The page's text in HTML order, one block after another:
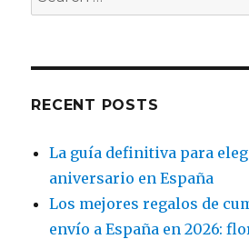
for:
RECENT POSTS
La guía definitiva para
aniversario en España
Los mejores regalos de
envío a España en 2026: